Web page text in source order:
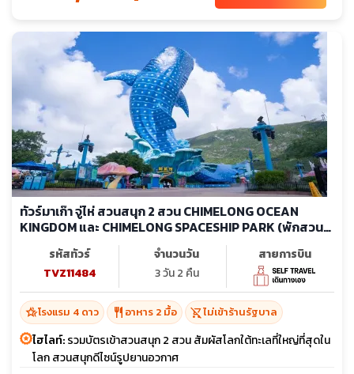
ทัวร์มาเก๊า จู่ไห่ สวนสนุก 2 สวน CHIMELONG OCEAN
KINGDOM และ CHIMELONG SPACESHIP PARK (พักสวน
สนุก 2 คืน) (ไม่ลงร้าน)
รหัสทัวร์
TVZ11484
จำนวนวัน
3 วัน 2 คืน
สายการบิน
hotel_classโรงแรม 4 ดาว restaurant อาหาร 2 มื้อ shopping_cart_offไม่เข้าร้านรัฐบาล
ไฮไลท์:รวมบัตรเข้าสวนสนุก 2 สวน สัมผัสโลกใต้ทะเลที่ใหญ่ที่สุดใน
โลก สวนสนุกดีไซน์รูปยานอวกาศ